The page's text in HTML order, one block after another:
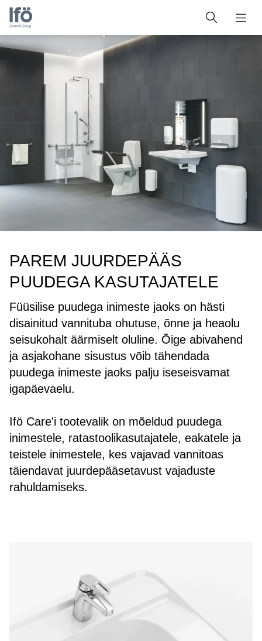
PAREM JUURDEPÄÄS
PUUDEGA KASUTAJATELE
Füüsilise puudega inimeste jaoks on hästi
disainitud vannituba ohutuse, õnne ja heaolu
seisukohalt äärmiselt oluline. Õige abivahend
ja asjakohane sisustus võib tähendada
puudega inimeste jaoks palju iseseisvamat
igapäevaelu.
Ifö Care'i tootevalik on mõeldud puudega
inimestele, ratastoolikasutajatele, eakatele ja
teistele inimestele, kes vajavad vannitoas
täiendavat juurdepääsetavust vajaduste
rahuldamiseks.